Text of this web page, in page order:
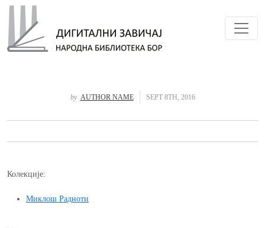
by AUTHOR NAME SEPT 8TH, 2016
Колекције:
Миклош Радноти